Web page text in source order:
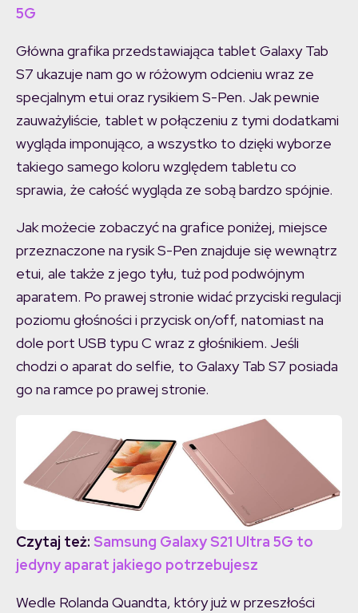
5G
Główna grafika przedstawiająca tablet Galaxy Tab
S7 ukazuje nam go w różowym odcieniu wraz ze
specjalnym etui oraz rysikiem S-Pen. Jak pewnie
zauważyliście, tablet w połączeniu z tymi dodatkami
wygląda imponująco, a wszystko to dzięki wyborze
takiego samego koloru względem tabletu co
sprawia, że całość wygląda ze sobą bardzo spójnie.
Jak możecie zobaczyć na grafice poniżej, miejsce
przeznaczone na rysik S-Pen znajduje się wewnątrz
etui, ale także z jego tyłu, tuż pod podwójnym
aparatem. Po prawej stronie widać przyciski regulacji
poziomu głośności i przycisk on/off, natomiast na
dole port USB typu C wraz z głośnikiem. Jeśli
chodzi o aparat do selfie, to Galaxy Tab S7 posiada
go na ramce po prawej stronie.
Czytaj też: Samsung Galaxy S21 Ultra 5G to
jedyny aparat jakiego potrzebujesz
Wedle Rolanda Quandta, który już w przeszłości